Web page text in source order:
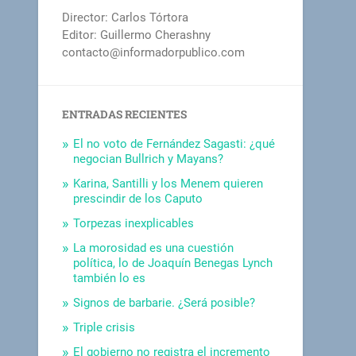
Director: Carlos Tórtora
Editor: Guillermo Cherashny
contacto@informadorpublico.com
ENTRADAS RECIENTES
El no voto de Fernández Sagasti: ¿qué
negocian Bullrich y Mayans?
Karina, Santilli y los Menem quieren
prescindir de los Caputo
Torpezas inexplicables
La morosidad es una cuestión
política, lo de Joaquín Benegas Lynch
también lo es
Signos de barbarie. ¿Será posible?
Triple crisis
El gobierno no registra el incremento